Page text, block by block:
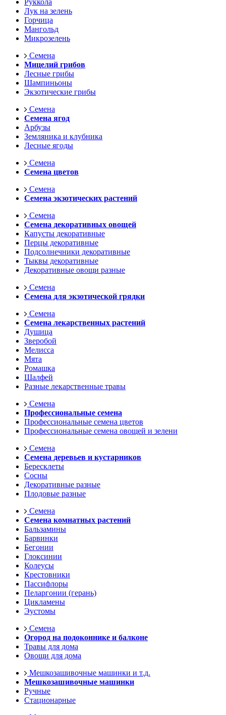
Руккола
Лук на зелень
Горчица
Мангольд
Микрозелень
Семена
Мицелий грибов
Лесные грибы
Шампиньоны
Экзотические грибы
Семена
Семена ягод
Арбузы
Земляника и клубника
Лесные ягоды
Семена
Семена цветов
Семена
Семена экзотических растений
Семена
Семена декоративных овощей
Капусты декоративные
Перцы декоративные
Подсолнечники декоративные
Тыквы декоративные
Декоративные овощи разные
Семена
Семена для экзотической грядки
Семена
Семена лекарственных растений
Душица
Зверобой
Мелисса
Мята
Ромашка
Шалфей
Разные лекарственные травы
Семена
Профессиональные семена
Профессиональные семена цветов
Профессиональные семена овощей и зелени
Семена
Семена деревьев и кустарников
Бересклеты
Сосны
Декоративные разные
Плодовые разные
Семена
Семена комнатных растений
Бальзамины
Барвинки
Бегонии
Глоксинии
Колеусы
Крестовники
Пассифлоры
Пеларгонии (герань)
Цикламены
Эустомы
Семена
Огород на подоконнике и балконе
Травы для дома
Овощи для дома
Мешкозашивочные машинки и т.д.
Мешкозашивочные машинки
Ручные
Стационарные